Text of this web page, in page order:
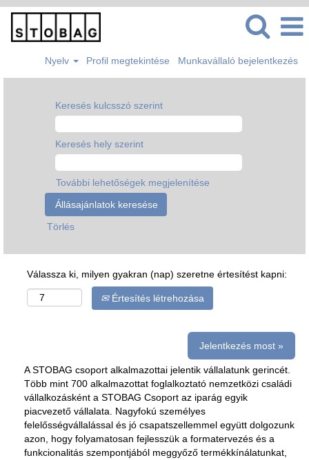
Nyelv Profil megtekintése Munkavállaló bejelentkezés
Keresés kulcsszó szerint
Keresés hely szerint
További lehetőségek megjelenítése
Törlés
Válassza ki, milyen gyakran (nap) szeretne értesítést kapni:
Értesítés létrehozása
Jelentkezés most »
A STOBAG csoport alkalmazottai jelentik vállalatunk gerincét.
Több mint 700 alkalmazottat foglalkoztató nemzetközi családi
vállalkozásként a STOBAG Csoport az iparág egyik
piacvezető vállalata. Nagyfokú személyes
felelősségvállalással és jó csapatszellemmel együtt dolgozunk
azon, hogy folyamatosan fejlesszük a formatervezés és a
funkcionalitás szempontjából meggyőző termékkínálatunkat,